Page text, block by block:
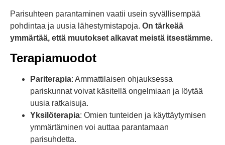
Parisuhteen parantaminen vaatii usein syvällisempää
pohdintaa ja uusia lähestymistapoja. On tärkeää
ymmärtää, että muutokset alkavat meistä itsestämme.
Terapiamuodot
Pariterapia: Ammattilaisen ohjauksessa
pariskunnat voivat käsitellä ongelmiaan ja löytää
uusia ratkaisuja.
Yksilöterapia: Omien tunteiden ja käyttäytymisen
ymmärtäminen voi auttaa parantamaan
parisuhdetta.